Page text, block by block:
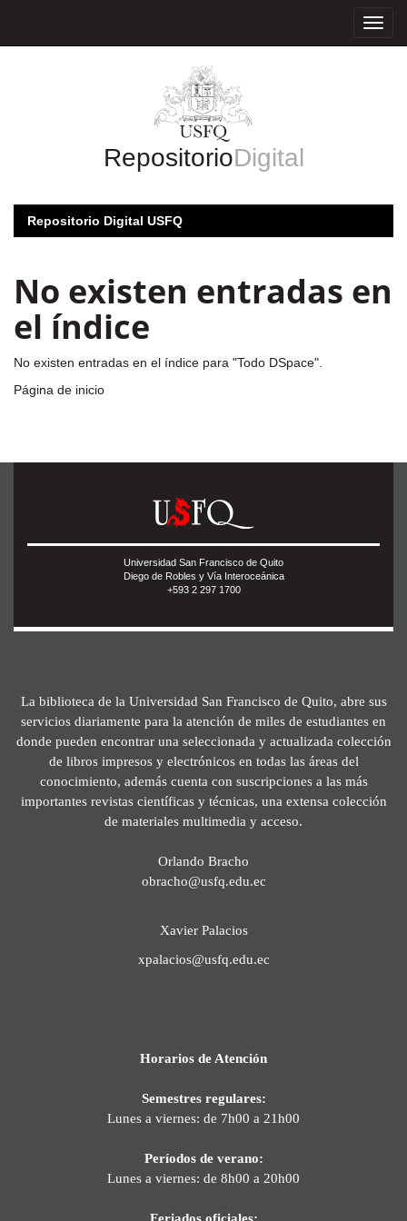
RepositorioDigital
Repositorio Digital USFQ
No existen entradas en
el índice
No existen entradas en el índice para "Todo DSpace".
Página de inicio
Universidad San Francisco de Quito
Diego de Robles y Vía Interoceánica
+593 2 297 1700
La biblioteca de la Universidad San Francisco de Quito, abre sus
servicios diariamente para la atención de miles de estudiantes en
donde pueden encontrar una seleccionada y actualizada colección
de libros impresos y electrónicos en todas las áreas del
conocimiento, además cuenta con suscripciones a las más
importantes revistas científicas y técnicas, una extensa colección
de materiales multimedia y acceso.
Orlando Bracho
obracho@usfq.edu.ec
Xavier Palacios
xpalacios@usfq.edu.ec
Horarios de Atención
Semestres regulares:
Lunes a viernes: de 7h00 a 21h00
Períodos de verano:
Lunes a viernes: de 8h00 a 20h00
Feriados oficiales: